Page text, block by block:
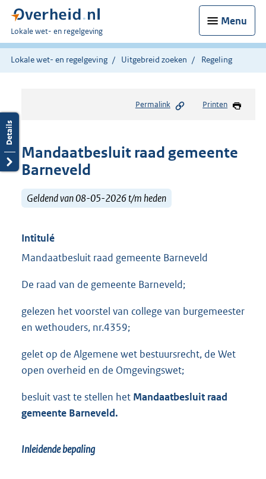
Menu
U
bent
hier:
Lokale wet- en regelgeving
Lokale wet- en regelgeving Uitgebreid zoeken Regeling
Permalink Printen
Mandaatbesluit raad gemeente
Barneveld
Geldend van 08-05-2026 t/m heden
Intitulé
Mandaatbesluit raad gemeente Barneveld
De raad van de gemeente Barneveld;
gelezen het voorstel van college van burgemeester
en wethouders, nr.4359;
gelet op de Algemene wet bestuursrecht, de Wet
open overheid en de Omgevingswet;
besluit vast te stellen het Mandaatbesluit raad
gemeente Barneveld.
Inleidende bepaling